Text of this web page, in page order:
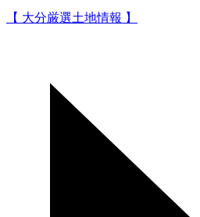
【 大分厳選土地情報 】